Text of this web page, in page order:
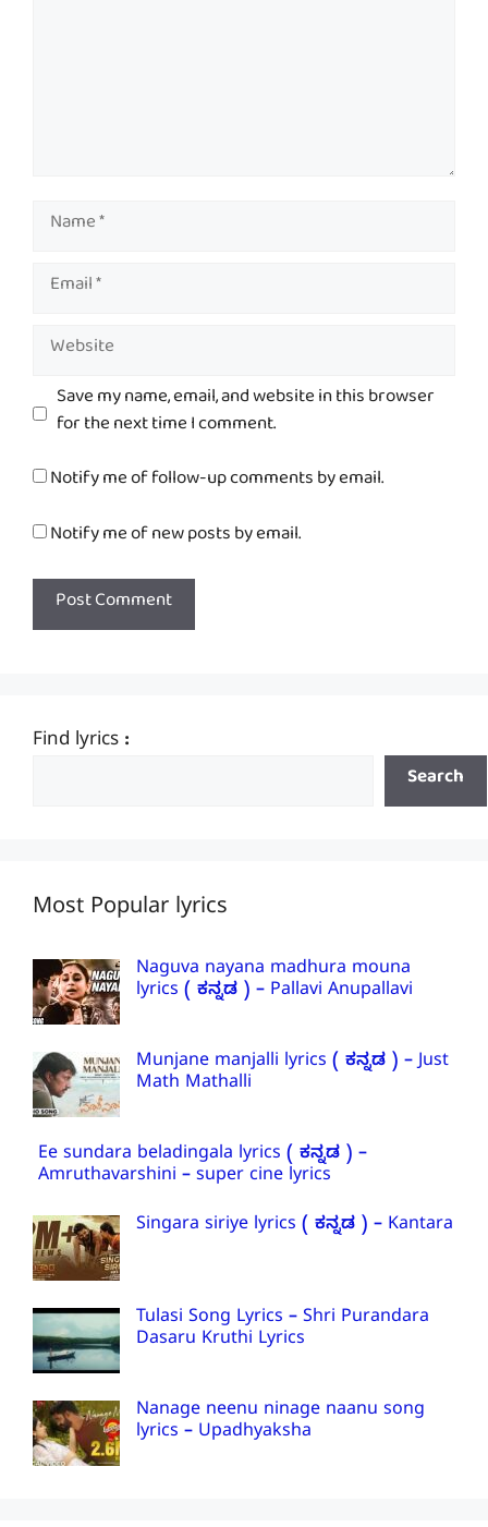
Name
Email
Website
Save my name, email, and website in this browser
for the next time I comment.
Notify me of follow-up comments by email.
Notify me of new posts by email.
Find lyrics :
Search
Most Popular lyrics
Naguva nayana madhura mouna
lyrics ( ಕನ್ನಡ ) – Pallavi Anupallavi
Munjane manjalli lyrics ( ಕನ್ನಡ ) – Just
Math Mathalli
Ee sundara beladingala lyrics ( ಕನ್ನಡ ) –
Amruthavarshini – super cine lyrics
Singara siriye lyrics ( ಕನ್ನಡ ) – Kantara
Tulasi Song Lyrics – Shri Purandara
Dasaru Kruthi Lyrics
Nanage neenu ninage naanu song
lyrics – Upadhyaksha